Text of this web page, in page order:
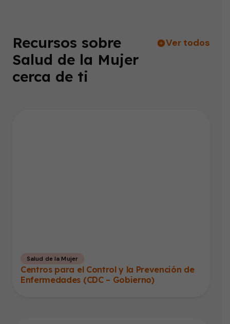
Recursos sobre
Salud de la Mujer
cerca de ti
Ver todos
Salud de la Mujer
Centros para el Control y la Prevención de
Enfermedades (CDC – Gobierno)